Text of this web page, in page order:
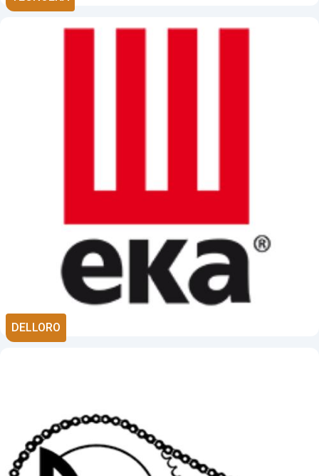
DELLORO